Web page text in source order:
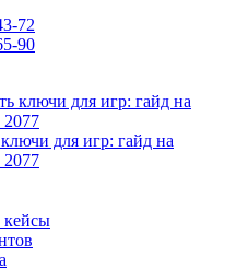
72
90
для игр: гайд на
2077